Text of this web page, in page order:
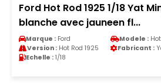
Ford Hot Rod 1925 1/18 Yat
blanche avec jauneen fl...
Marque : Ford Modele :
Version : Hot Rod 1925 Fabricant :
Echelle : 1/18